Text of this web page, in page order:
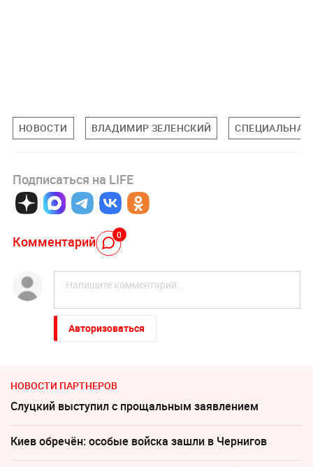
НОВОСТИ ВЛАДИМИР ЗЕЛЕНСКИЙ СПЕЦИАЛЬНАЯ
Подписаться на LIFE
Комментарий 0
Авторизоваться
НОВОСТИ ПАРТНЕРОВ
Слуцкий выступил с прощальным заявлением
Киев обречён: особые войска зашли в Чернигов